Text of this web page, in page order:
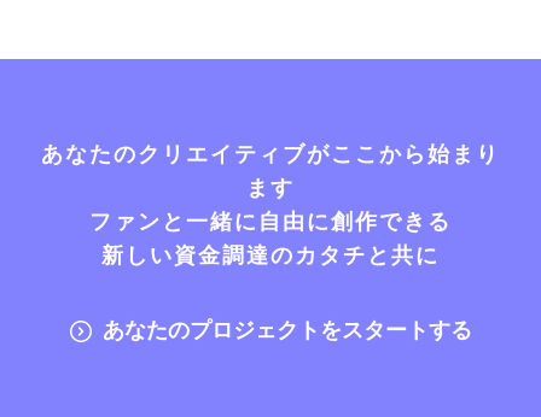
あなたのクリエイティブがここから始まり
ます
ファンと一緒に自由に創作できる
新しい資金調達のカタチと共に
あなたのプロジェクトをスタートする